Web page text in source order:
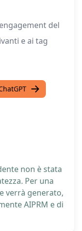
del
e ai tag
non è stata
Per una
verrà generato,
AIPRM e di